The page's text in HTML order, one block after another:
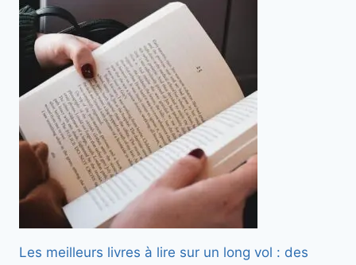
Les meilleurs livres à lire sur un long vol : des